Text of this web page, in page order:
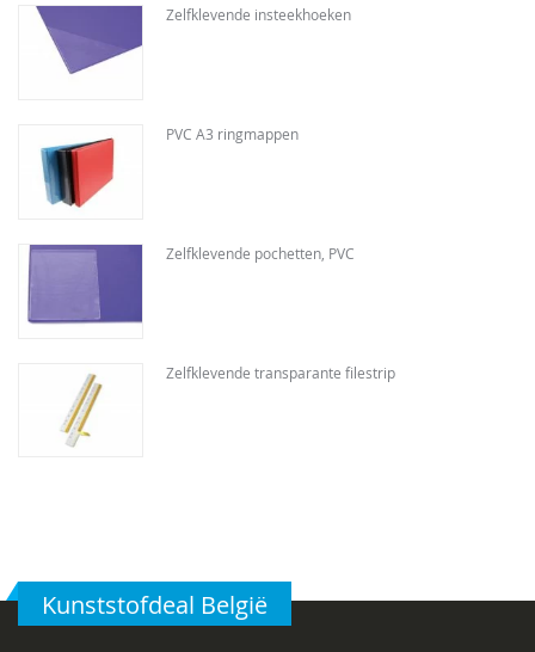
Zelfklevende insteekhoeken
PVC A3 ringmappen
Zelfklevende pochetten, PVC
Zelfklevende transparante filestrip
Kunststofdeal België